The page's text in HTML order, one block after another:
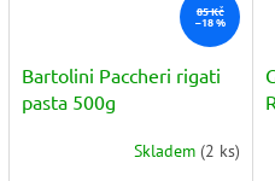
85 Kč
–18 %
Bartolini Paccheri rigati
pasta 500g
Skladem(2 ks)